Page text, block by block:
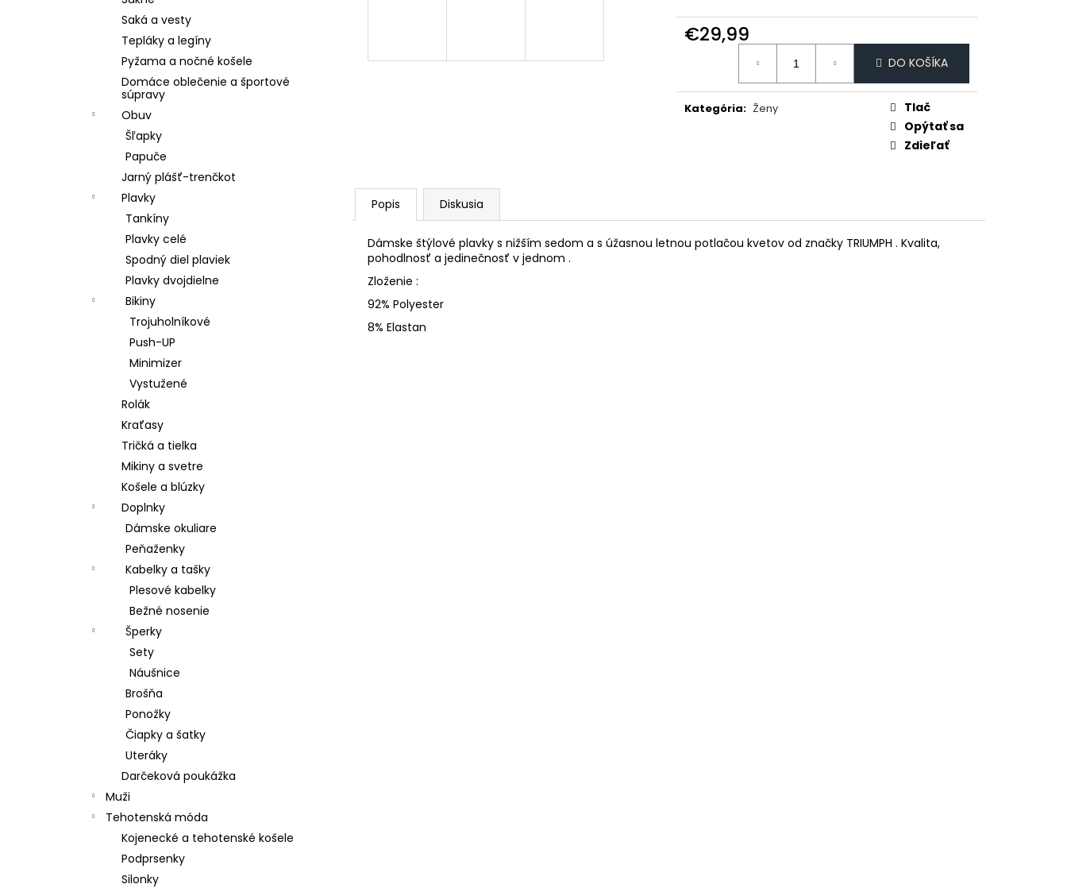
Saká a vesty
Tepláky a legíny
Pyžama a nočné košele
Domáce oblečenie a športové
súpravy
Obuv
Šľapky
Papuče
Jarný plášť-trenčkot
Plavky
Tankíny
Plavky celé
Spodný diel plaviek
Plavky dvojdielne
Bikiny
Trojuholníkové
Push-UP
Minimizer
Vystužené
Rolák
Kraťasy
Tričká a tielka
Mikiny a svetre
Košele a blúzky
Doplnky
Dámske okuliare
Peňaženky
Kabelky a tašky
Plesové kabelky
Bežné nosenie
Šperky
Sety
Náušnice
Brošňa
Ponožky
Čiapky a šatky
Uteráky
Darčeková poukážka
Muži
Tehotenská móda
Kojenecké a tehotenské košele
Podprsenky
Silonky
€29,99
Jednotková
DO KOŠÍKA
Kategória: Ženy
Tlač
Opýtať sa
Zdieľať
Popis Diskusia
Dámske štýlové plavky s nižším sedom a s úžasnou letnou potlačou kvetov od značky TRIUMPH . Kvalita,
pohodlnosť a jedinečnosť v jednom .
Zloženie :
92% Polyester
8% Elastan
POHÁR K VÝROČIU
€18,90